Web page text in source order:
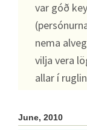
var góð
nema
vilja vera
allar í
June, 2010